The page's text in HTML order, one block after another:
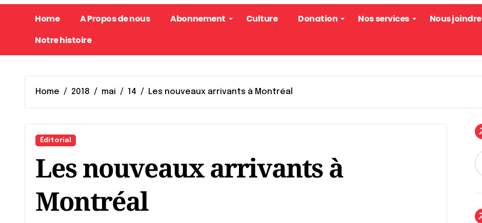
Home A Propos de nous Abonnement Culture Donation Nos services Nous joindre
Notre histoire
Home 2018 mai 14 Les nouveaux arrivants à Montréal
Éditorial
Les nouveaux arrivants à
Montréal